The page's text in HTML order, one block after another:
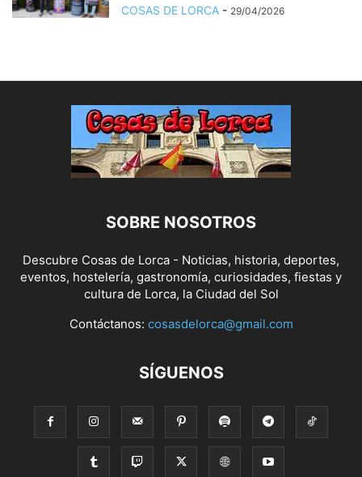
COSAS DE LORCA - 29/04/2026
SOBRE NOSOTROS
Descubre Cosas de Lorca - Noticias, historia, deportes,
eventos, hostelería, gastronomía, curiosidades, fiestas y
cultura de Lorca, la Ciudad del Sol
Contáctanos: cosasdelorca@gmail.com
SÍGUENOS